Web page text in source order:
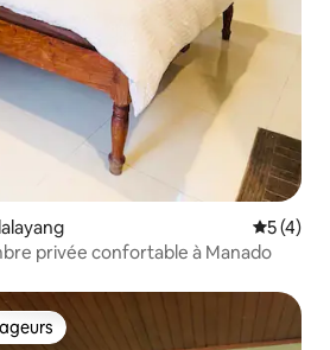
Note
5 (4)
privée confortable à Manado
parmi les plus aimés